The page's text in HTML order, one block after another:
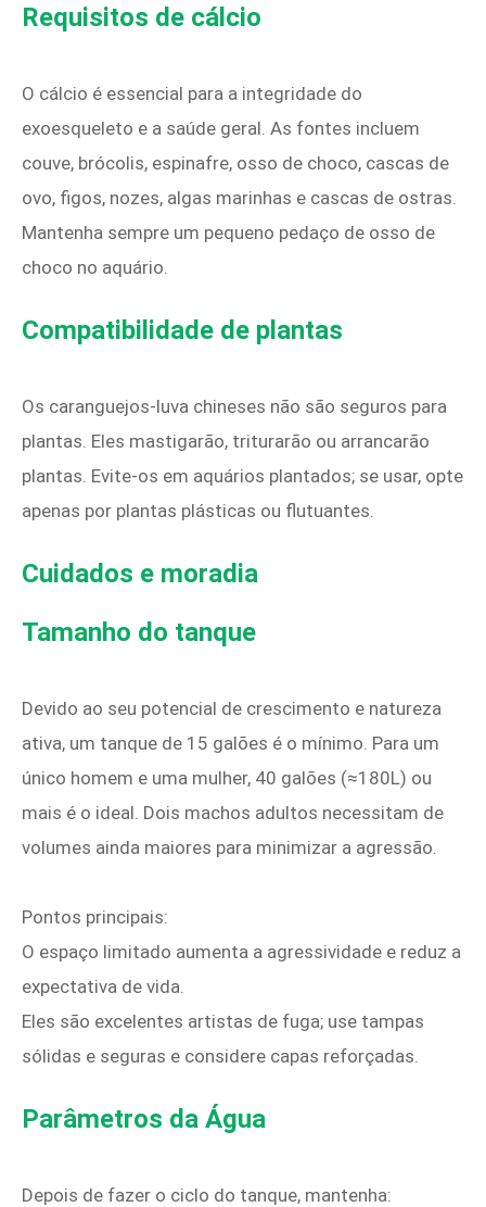
Requisitos de cálcio
O cálcio é essencial para a integridade do
exoesqueleto e a saúde geral. As fontes incluem
couve, brócolis, espinafre, osso de choco, cascas de
ovo, figos, nozes, algas marinhas e cascas de ostras.
Mantenha sempre um pequeno pedaço de osso de
choco no aquário.
Compatibilidade de plantas
Os caranguejos-luva chineses não são seguros para
plantas. Eles mastigarão, triturarão ou arrancarão
plantas. Evite-os em aquários plantados; se usar, opte
apenas por plantas plásticas ou flutuantes.
Cuidados e moradia
Tamanho do tanque
Devido ao seu potencial de crescimento e natureza
ativa, um tanque de 15 galões é o mínimo. Para um
único homem e uma mulher, 40 galões (≈180L) ou
mais é o ideal. Dois machos adultos necessitam de
volumes ainda maiores para minimizar a agressão.
Pontos principais:
O espaço limitado aumenta a agressividade e reduz a
expectativa de vida.
Eles são excelentes artistas de fuga; use tampas
sólidas e seguras e considere capas reforçadas.
Parâmetros da Água
Depois de fazer o ciclo do tanque, mantenha: